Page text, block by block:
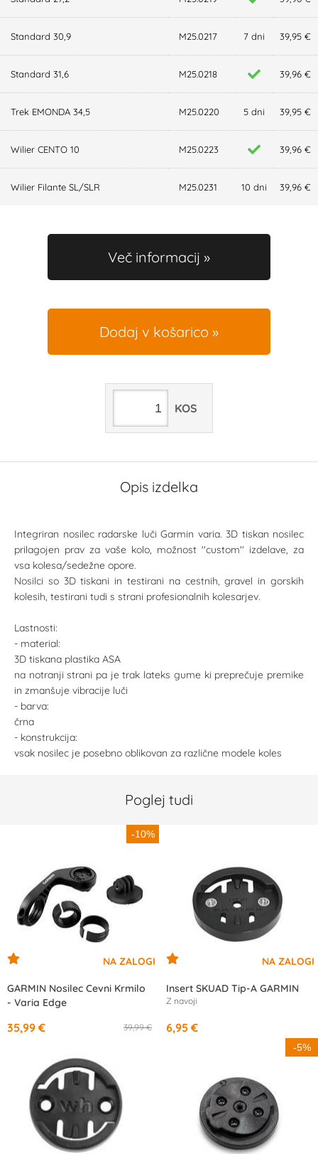
Standard 30,9 M25.0217 7 dni 39,95 €
Standard 31,6 M25.0218 39,96 €
Trek EMONDA 34,5 M25.0220 5 dni 39,95 €
Wilier CENTO 10 M25.0223 39,96 €
Wilier Filante SL/SLR M25.0231 10 dni 39,96 €
Več informacij
Dodaj v košarico
KOS
Opis izdelka
Integriran nosilec radarske luči Garmin varia. 3D tiskan nosilec
prilagojen prav za vaše kolo, možnost ''custom'' izdelave, za
vsa kolesa/sedežne opore.
Nosilci so 3D tiskani in testirani na cestnih, gravel in gorskih
kolesih, testirani tudi s strani profesionalnih kolesarjev.
Lastnosti:
- material:
3D tiskana plastika ASA
na notranji strani pa je trak lateks gume ki preprečuje premike
in zmanšuje vibracije luči
- barva:
črna
- konstrukcija:
vsak nosilec je posebno oblikovan za različne modele koles
Poglej tudi
-10%
GARMIN Nosilec Cevni Krmilo
- Varia Edge
39,99 €
35,99 €
Insert SKUAD Tip-A GARMIN
Z navoji
6,95 €
-5%